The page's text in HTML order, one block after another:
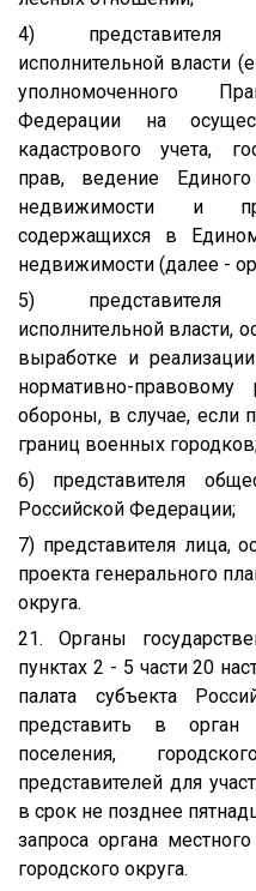
4) представителя
исполнительной власти
уполномоченного
Федерации на
кадастрового учета,
прав, ведение Единого
недвижимости и
содержащихся в
недвижимости (далее -
5) представителя
исполнительной власти,
выработке и
нормативно-
обороны, в случае, если
границ военных
6) представителя
Российской Федерации;
7) представителя лица,
проекта генерального
округа.
21. Органы
пунктах 2 - 5 части 20
палата субъекта
представить в орган
поселения,
представителей для
в срок не позднее
запроса органа
городского округа.